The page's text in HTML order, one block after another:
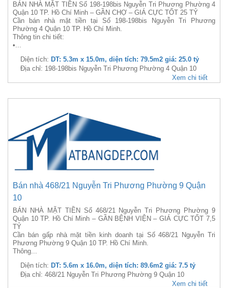
BÁN NHÀ MẶT TIỀN Số 198-198bis Nguyễn Tri Phương Phường 4
Quận 10 TP. Hồ Chí Minh – GẦN CHỢ – GIÁ CỰC TỐT 25 TỶ
Cần bán nhà mặt tiền tại Số 198-198bis Nguyễn Tri Phương
Phường 4 Quận 10 TP. Hồ Chí Minh.
Thông tin chi tiết:
•...
Diện tích: DT: 5.3m x 15.0m, diện tích: 79.5m2 giá: 25.0 tỷ
Địa chỉ: 198-198bis Nguyễn Tri Phương Phường 4 Quận 10
Xem chi tiết
Bán nhà 468/21 Nguyễn Tri Phương Phường 9 Quận
10
BÁN NHÀ MẶT TIỀN Số 468/21 Nguyễn Tri Phương Phường 9
Quận 10 TP. Hồ Chí Minh – GẦN BỆNH VIỆN – GIÁ CỰC TỐT 7,5
TỶ
Cần bán gấp nhà mặt tiền kinh doanh tại Số 468/21 Nguyễn Tri
Phương Phường 9 Quận 10 TP. Hồ Chí Minh.
Thông...
Diện tích: DT: 5.6m x 16.0m, diện tích: 89.6m2 giá: 7.5 tỷ
Địa chỉ: 468/21 Nguyễn Tri Phương Phường 9 Quận 10
Xem chi tiết